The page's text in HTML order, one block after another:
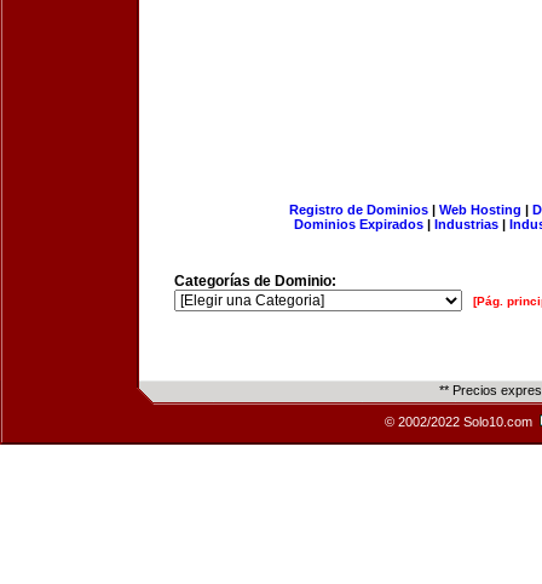
Registro de Dominios| Web Hosting |
Dominios Expirados | Industrias |
Categorías de Dominio:
[Pág.
** Precios
© 2002/2022 Solo10.com